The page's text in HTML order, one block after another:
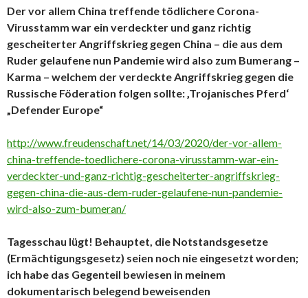
Der vor allem China treffende tödlichere Corona-
Virusstamm war ein verdeckter und ganz richtig
gescheiterter Angriffskrieg gegen China – die aus dem
Ruder gelaufene nun Pandemie wird also zum Bumerang –
Karma – welchem der verdeckte Angriffskrieg gegen die
Russische Föderation folgen sollte: ‚Trojanisches Pferd‘
„Defender Europe“
http://www.freudenschaft.net/14/03/2020/der-vor-allem-
china-treffende-toedlichere-corona-virusstamm-war-ein-
verdeckter-und-ganz-richtig-gescheiterter-angriffskrieg-
gegen-china-die-aus-dem-ruder-gelaufene-nun-pandemie-
wird-also-zum-bumeran/
Tagesschau lügt! Behauptet, die Notstandsgesetze
(Ermächtigungsgesetz) seien noch nie eingesetzt worden;
ich habe das Gegenteil bewiesen in meinem
dokumentarisch belegend beweisenden